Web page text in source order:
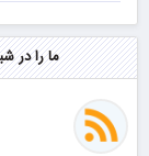
ما را در